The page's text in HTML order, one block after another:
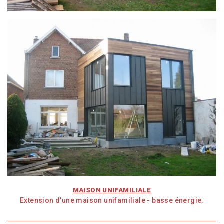
MAISON UNIFAMILIALE
Extension d'une maison unifamiliale - basse énergie.